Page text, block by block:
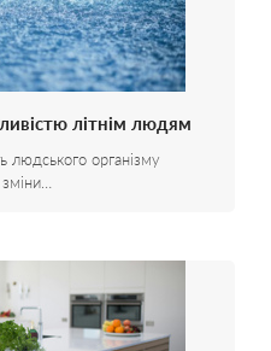
літнім людям
людського організму